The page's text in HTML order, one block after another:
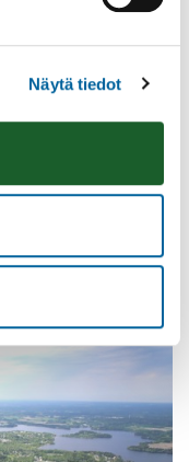
Näytä tiedot
285, Ikaalinen